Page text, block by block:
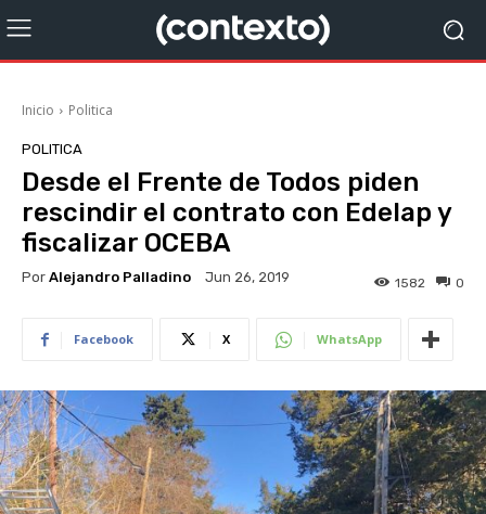
Inicio Politica
POLITICA
Desde el Frente de Todos piden
rescindir el contrato con Edelap y
fiscalizar OCEBA
Por Alejandro Palladino Jun 26, 2019 0
1582
Facebook X WhatsApp